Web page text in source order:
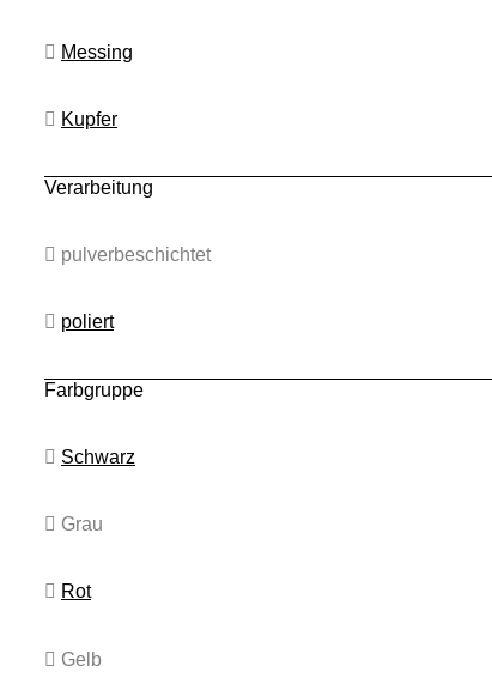
Messing
Kupfer
Verarbeitung
pulverbeschichtet
poliert
Farbgruppe
Schwarz
Grau
Rot
Gelb